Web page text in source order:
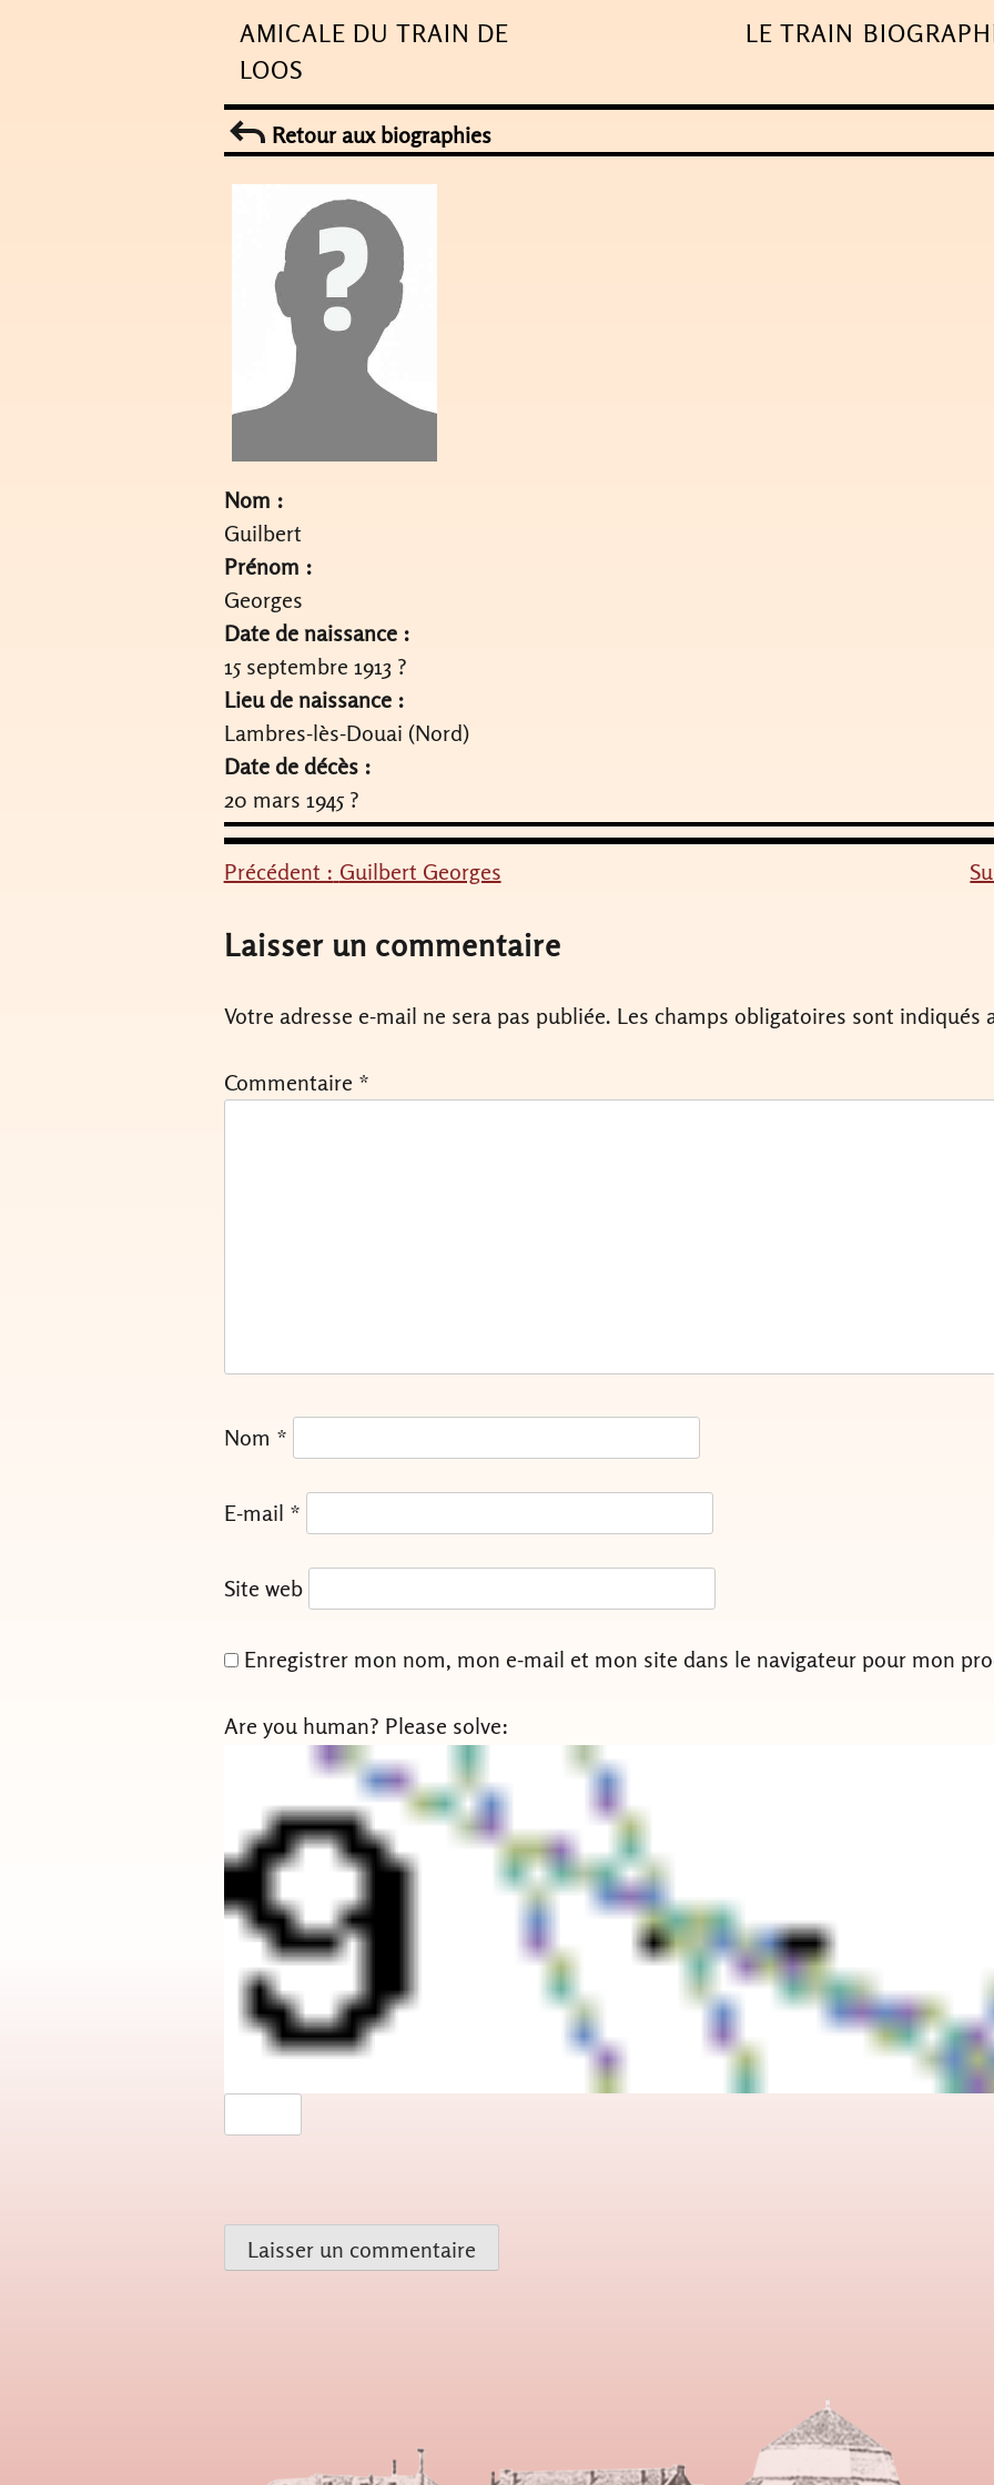
to
content
AMICALE DU TRAIN DE
LOOS
LE TRAIN
Retour aux biographies
Nom :
Guilbert
Prénom :
Georges
Date de naissance :
15 septembre 1913 ?
Lieu de naissance :
Lambres-lès-Douai (Nord)
Date de décès :
20 mars 1945 ?
Navigation
de
Précédent : Guilbert Georges
Laisser un commentaire
Votre adresse e-mail ne sera pas publiée. Les champs obligatoires sont indiqués
Commentaire *
Nom *
E-mail *
Site web
Enregistrer mon nom, mon e-mail et mon site dans le navigateur pour mon
Are you human? Please solve: